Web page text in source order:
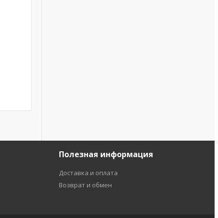
Полезная информация
Доставка и оплата
Возврат и обмен